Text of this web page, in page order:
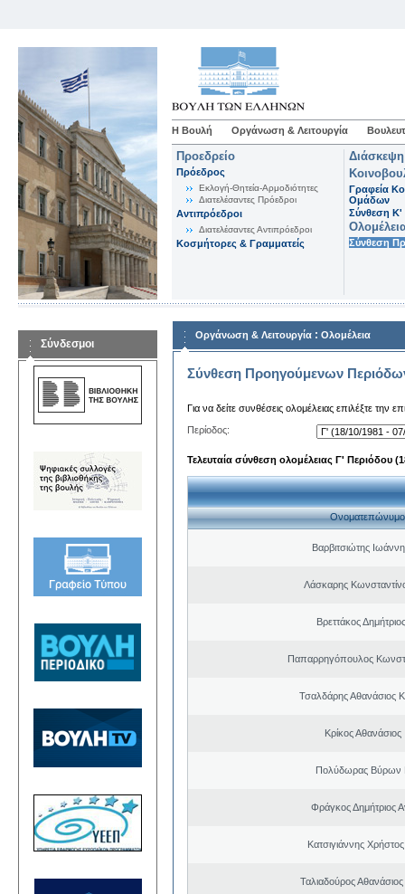
Η Βουλή Οργάνωση & Λειτουργία
Προεδρείο
Πρόεδρος
Εκλογή-Θητεία-Αρμοδιότητες
Διατελέσαντες Πρόεδροι
Αντιπρόεδροι
Διατελέσαντες Αντιπρόεδροι
Κοσμήτορες & Γραμματείς
Γραφεία
Ομάδων
Σύνθεση K'
Σύνθεση
Σύνδεσμοι
Οργάνωση & Λειτουργία : Ολομέλεια
Σύνθεση Προηγούμενων
Για να δείτε συνθέσεις ολομέλειας επιλέξτε την
Περίοδος:
Τελευταία σύνθεση ολομέλειας Γ' Περιόδου
Ονοματεπώνυμο
Βαρβιτσιώτης
Λάσκαρης
Βρεττάκος
Παπαρρηγόπουλος
Τσαλδάρης Αθανάσιος
Κρίκος
Πολύδωρας Βύρων
Φράγκος Δημήτριος
Κατσιγιάννης
Ταλιαδούρος